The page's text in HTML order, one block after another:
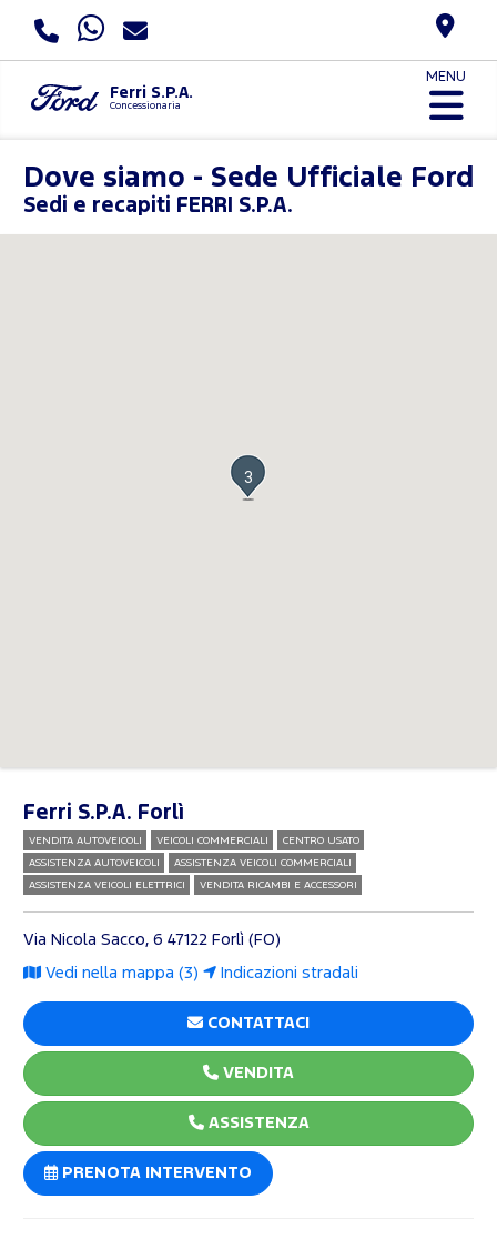
Ferri S.P.A.
Concessionaria
MENU
Dove siamo - Sede Ufficiale Ford
Sedi e recapiti FERRI S.P.A.
3
Ferri S.P.A. Forlì
VENDITA AUTOVEICOLI VEICOLI COMMERCIALI CENTRO USATO
ASSISTENZA AUTOVEICOLI ASSISTENZA VEICOLI COMMERCIALI
ASSISTENZA VEICOLI ELETTRICI VENDITA RICAMBI E ACCESSORI
Via Nicola Sacco, 6 47122 Forlì (FO)
Vedi nella mappa (3) Indicazioni stradali
CONTATTACI
VENDITA
ASSISTENZA
PRENOTA INTERVENTO